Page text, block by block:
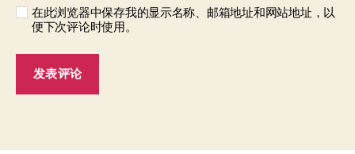
在此浏览器中保存我的显示名称、邮箱地址和网站地址，以
便下次评论时使用。